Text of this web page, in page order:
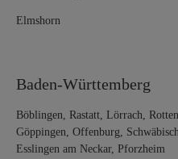
Elmshorn
Baden-Württemberg
Böblingen, Rastatt, Lörrach,
Göppingen, Offenburg,
Esslingen am Neckar, Pforzheim